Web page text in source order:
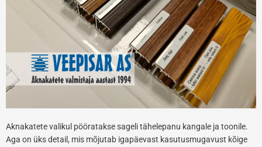
Aknakatete valikul pööratakse sageli tähelepanu kangale ja toonile.
Aga on üks detail, mis mõjutab igapäevast kasutusmugavust kõige